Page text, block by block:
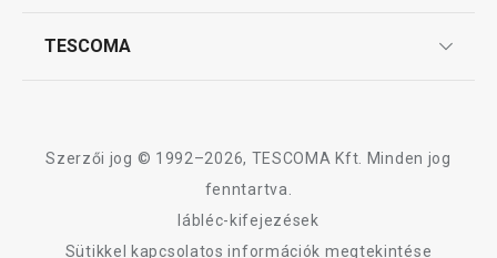
Reklamáció és termékvisszaküldés
TESCOMA
Szerzői jog © 1992–2026, TESCOMA Kft. Minden jog
fenntartva.
lábléc-kifejezések
Sütikkel kapcsolatos információk megtekintése